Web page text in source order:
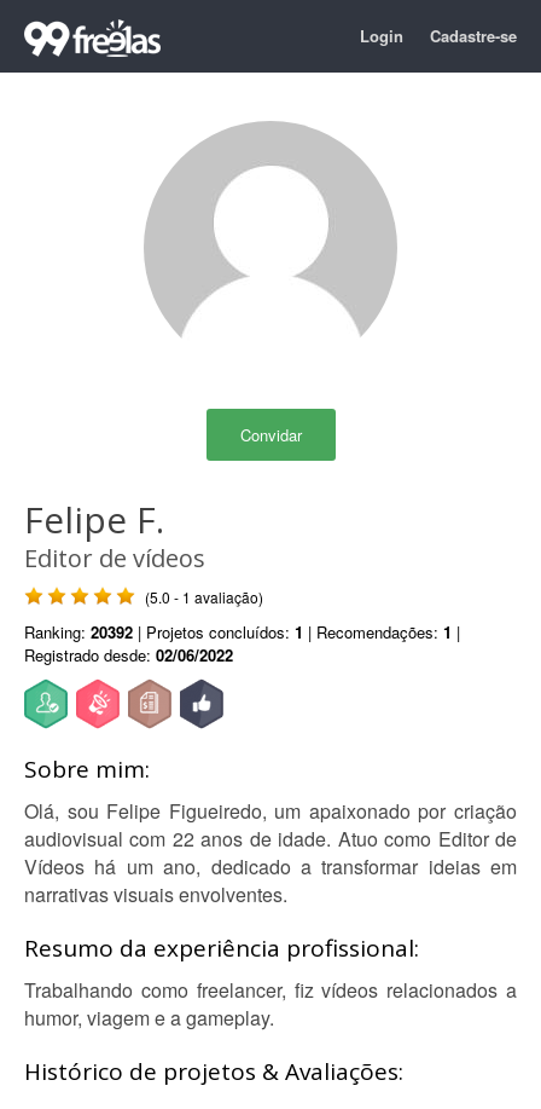
Login Cadastre-se
Convidar
Felipe F.
Editor de vídeos
(5.0 - 1 avaliação)
Ranking: 20392 | Projetos concluídos: 1 | Recomendações: 1 |
Registrado desde: 02/06/2022
Sobre mim:
Olá, sou Felipe Figueiredo, um apaixonado por criação
audiovisual com 22 anos de idade. Atuo como Editor de
Vídeos há um ano, dedicado a transformar ideias em
narrativas visuais envolventes.
Resumo da experiência profissional:
Trabalhando como freelancer, fiz vídeos relacionados a
humor, viagem e a gameplay.
Histórico de projetos & Avaliações: